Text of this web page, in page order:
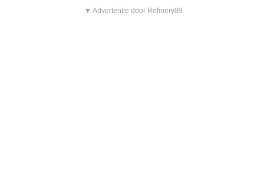
▼ Advertentie door Refinery89